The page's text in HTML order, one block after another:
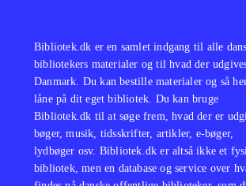
Bibliotek.dk er en samlet indgang til alle
bibliotekers materialer og til hvad der
Danmark. Du kan bestille materialer og så
låne på dit eget bibliotek. Du kan bruge
Bibliotek.dk til at søge frem, hvad der er
bøger, musik, tidsskrifter, artikler, e-bøger,
lydbøger osv. Bibliotek.dk er altså ikke et
bibliotek, men en database og service over